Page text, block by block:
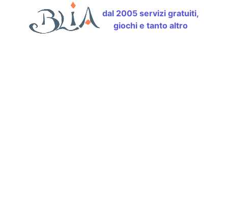
dal 2005 servizi gratuiti,
giochi e tanto altro